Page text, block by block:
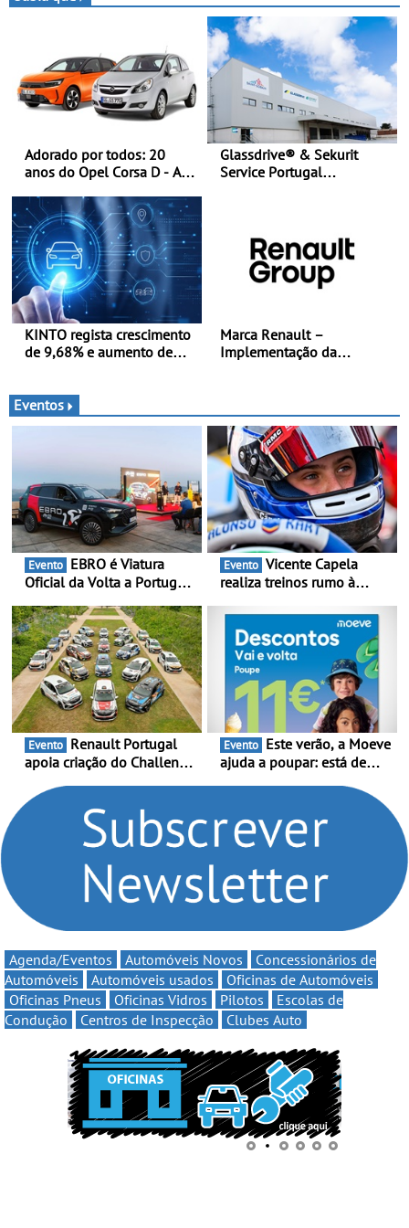
e leva a sua gama SUV
multi-energia às estradas
de Portugal
Adorado por todos: 20
anos do Opel Corsa D - A
celebra a estreia mundial
no Salão Internacional do
Automóvel Britânico, em
Londres
Glassdrive® & Sekurit
Service Portugal
aftermarket - Reforço do
portefólio e melhoria dos
prazos reduzem tempo de
imobilização das viaturas
KINTO regista crescimento
de 9,68% e aumento de
Marca Renault –
Implementação da
valor
Eventos
Evento
Oficial da Volta a Portugal
presença nacional ao lado
da mítica prova de ciclismo
e leva a sua gama SUV
multi-energia às estradas
de Portugal
Evento
realiza treinos rumo à
Portugal Karting e mira boa
estreia - O Campeonato
Portugal Karting 2026
decorre entre 1 de Março e
6 de Setembro
Evento
apoia criação do Challenge
compromisso com o
automobilismo nacional
continua em 2026
Evento
ajuda a poupar: está de
Volta” com descontos de
Agenda/Eventos Automóveis Novos
Concessionários de
Automóveis
Automóveis usados
Oficinas de Automóveis
Oficinas Pneus
Oficinas Vidros Pilotos
Escolas de
Condução
Centros de Inspecção Clubes Auto